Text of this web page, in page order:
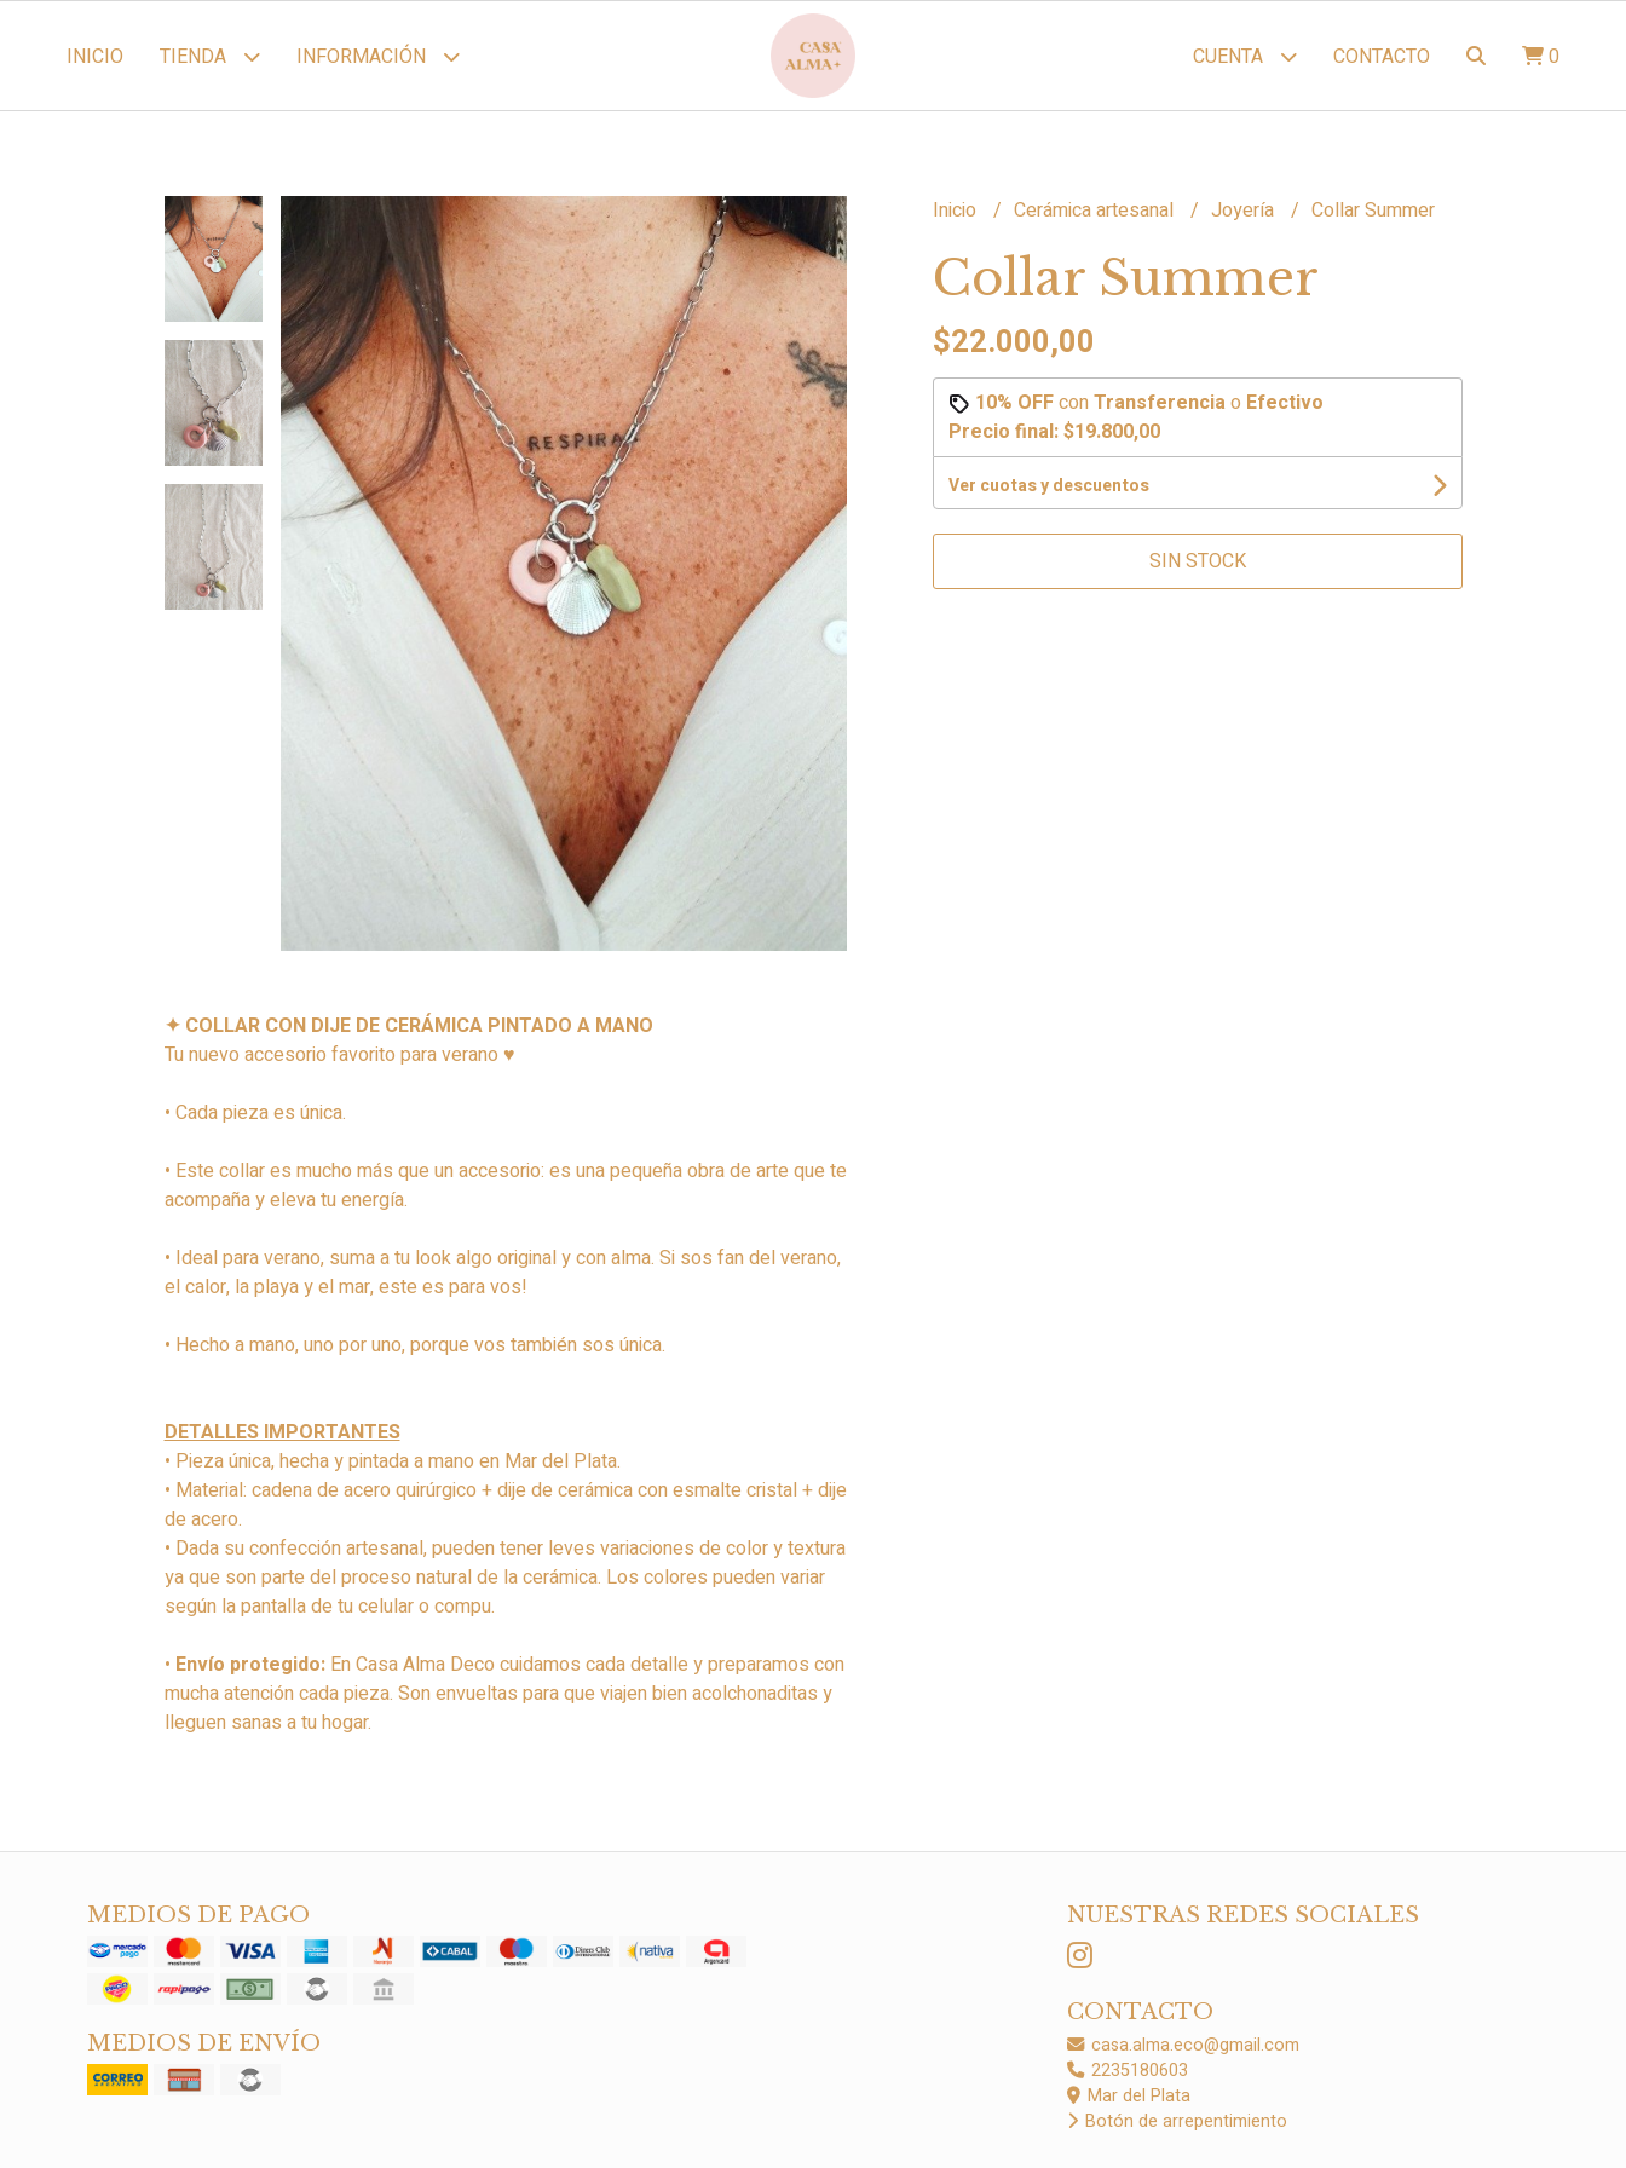
INICIO TIENDA INFORMACIÓN CUENTA CONTACTO 0
✦ COLLAR CON DIJE DE CERÁMICA PINTADO A MANO
Tu nuevo accesorio favorito para verano ♥
• Cada pieza es única.
• Este collar es mucho más que un accesorio: es una pequeña obra de arte que te
acompaña y eleva tu energía.
• Ideal para verano, suma a tu look algo original y con alma. Si sos fan del verano,
el calor, la playa y el mar, este es para vos!
• Hecho a mano, uno por uno, porque vos también sos única.
DETALLES IMPORTANTES
• Pieza única, hecha y pintada a mano en Mar del Plata.
• Material: cadena de acero quirúrgico + dije de cerámica con esmalte cristal + dije
de acero.
• Dada su confección artesanal, pueden tener leves variaciones de color y textura
ya que son parte del proceso natural de la cerámica. Los colores pueden variar
según la pantalla de tu celular o compu.
• Envío protegido:En Casa Alma Deco cuidamos cada detalle y preparamos con
mucha atención cada pieza. Son envueltas para que viajen bien acolchonaditas y
lleguen sanas a tu hogar.
Inicio Cerámica artesanal Joyería Collar Summer
Collar Summer
$22.000,00
10% OFFcon Transferenciao Efectivo
Precio final:$19.800,00
Ver cuotas y descuentos
SIN STOCK
MEDIOS DE PAGO
MEDIOS DE ENVÍO
NUESTRAS REDES SOCIALES
CONTACTO
casa.alma.eco@gmail.com
2235180603
Mar del Plata
Botón de arrepentimiento